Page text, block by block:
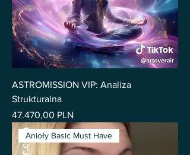
ASTROMISSION VIP: Analiza
Strukturalna
Pris
47.470,00 PLN
Anioły Basic Must Have